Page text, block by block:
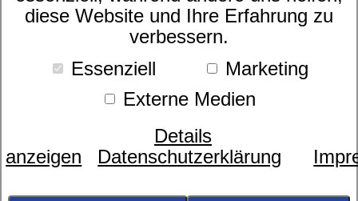
diese Website und Ihre Erfahrung zu
verbessern.
Essenziell
Marketing
Externe Medien
Details
anzeigen
Datenschutzerklärung
Elegante Art.Nr. 3526/3